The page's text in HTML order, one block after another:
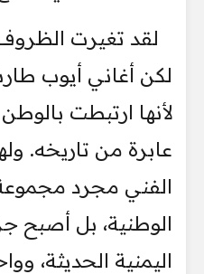
لقد تغيرت
لكن أغاني أيوب
لأنها ارتبطت
عابرة من تاريخه.
الفني مجرد
الوطنية، بل أصبح
اليمنية الحديثة،